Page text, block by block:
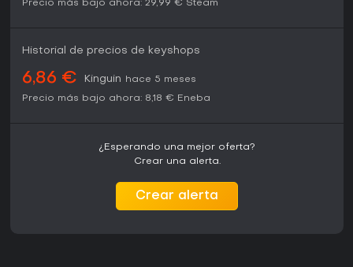
Precio más bajo ahora: 29,99 € Steam
Historial de precios de keyshops
6,86 € Kinguin
hace 5 meses
Precio más bajo ahora: 8,18 € Eneba
¿Esperando una mejor oferta?
Crear una alerta.
Crear alerta